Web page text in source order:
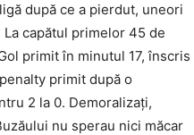
după ce a pierdut, uneori
capătul primelor 45 de
primit în minutul 17, înscris
primit după o
2 la 0. Demoralizaţi,
nu sperau nici măcar